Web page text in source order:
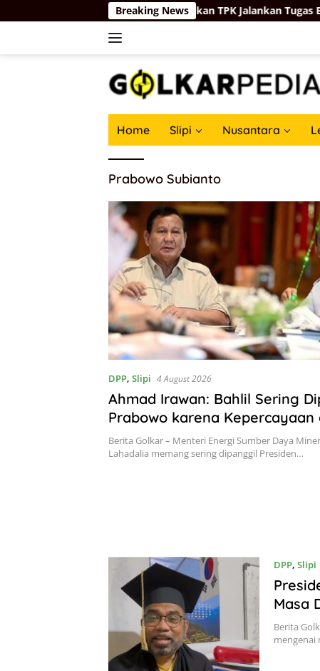
to
Breaking News
Mendukbangga Wihaji Pastikan TPK Jalankan Tugas Baru
Home Slipi Nusantara
Prabowo Subianto
DPP, Slipi 4 August 2026
Ahmad Irawan: Bahlil Sering
Prabowo karena Kepercayaan
Chemistry yang Kuat
Berita Golkar – Menteri Energi Sumber Daya
Lahadalia memang sering dipanggil Presiden…
DPP, Slipi
Masa
Berita
mengenai